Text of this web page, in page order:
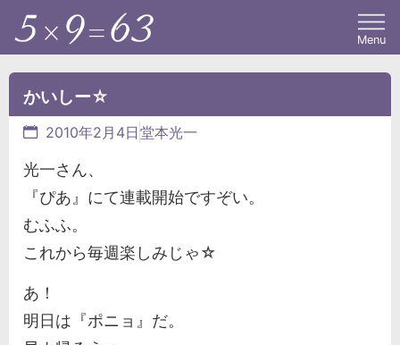
Menu
かいしー☆
2010年2月4日 堂本光一
光一さん、
『ぴあ』にて連載開始ですぞい。
むふふ。
これから毎週楽しみじゃ☆
あ！
明日は『ポニョ』だ。